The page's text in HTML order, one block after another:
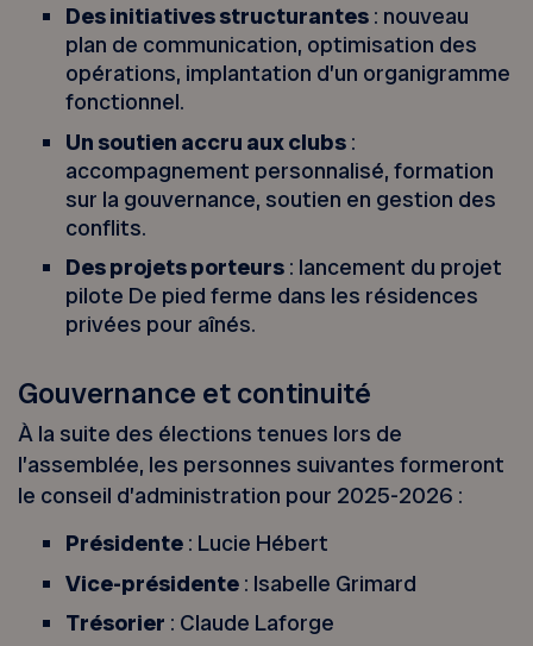
Des initiatives structurantes : nouveau
plan de communication, optimisation des
opérations, implantation d’un organigramme
fonctionnel.
Un soutien accru aux clubs :
accompagnement personnalisé, formation
sur la gouvernance, soutien en gestion des
conflits.
Des projets porteurs : lancement du projet
pilote De pied ferme dans les résidences
privées pour aînés.
Gouvernance et continuité
À la suite des élections tenues lors de
l’assemblée, les personnes suivantes formeront
le conseil d’administration pour 2025-2026 :
Présidente : Lucie Hébert
Vice-présidente : Isabelle Grimard
Trésorier : Claude Laforge